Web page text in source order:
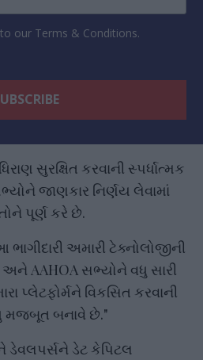
our Terms & Conditions.
સુરક્ષિત કરવાની સ્પર્ધાત્મક
જાણકાર નિર્ણય લેવામાં
પૂર્ણ કરે છે.
અમારી ટેક્નોલોજીની
AAHOA સભ્યોને વધુ સારી
પ્લેટફોર્મને વિકસિત કરવાની
મજબૂત બનાવે છે."
ડેવલપર્સને ડેટ કેપિટલ